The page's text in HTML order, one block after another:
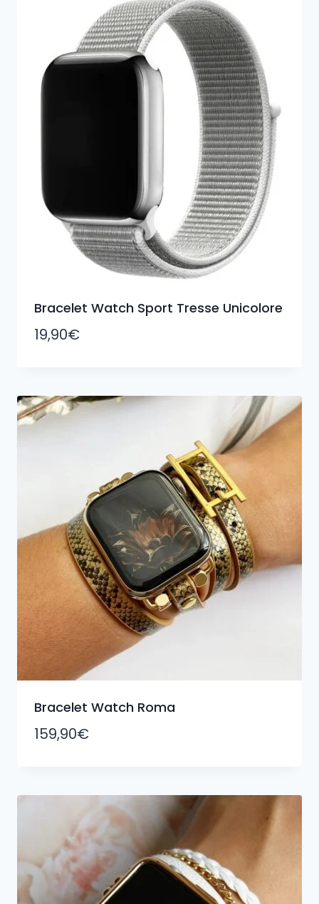
Bracelet Watch Sport Tresse Unicolore
19,90€
Bracelet Watch Roma
159,90€